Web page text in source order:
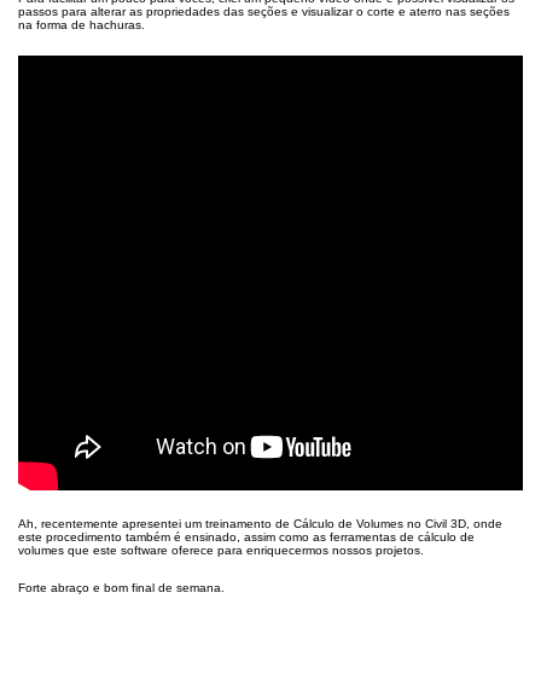
passos para alterar as propriedades das seções e visualizar o corte e aterro nas seções
na forma de hachuras.
Ah, recentemente apresentei um treinamento de Cálculo de Volumes no Civil 3D, onde
este procedimento também é ensinado, assim como as ferramentas de cálculo de
volumes que este software oferece para enriquecermos nossos projetos.
Forte abraço e bom final de semana.